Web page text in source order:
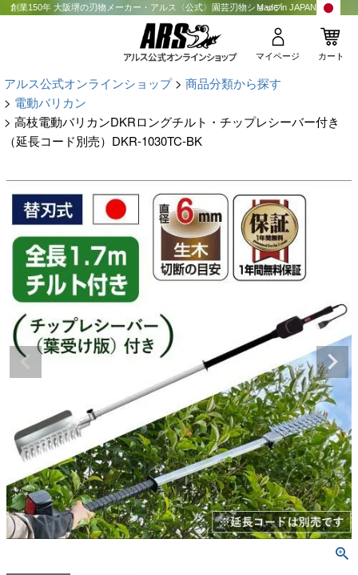
創業150年 大阪堺の刃物メーカー・アルス〈公式〉園芸刃物ショップMade in JAPAN
マイページ カート
アルス公式オンラインショップ
商品分類から探す
電動バリカン
高枝電動バリカンDKRロングチルト・チップレシーバー付き
（延長コード別売）DKR-1030TC-BK